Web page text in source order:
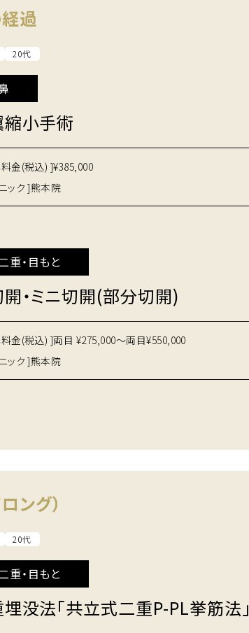
過
20代
小手術
金(税込) ]¥385,000
ック ]熊本院
重・目もと
・ミニ切開(部分切開)
金(税込) ]両目 ¥275,000～両目¥550,000
ック ]熊本院
ング）
20代
重・目もと
没法「共立式二重P-PL挙筋法」